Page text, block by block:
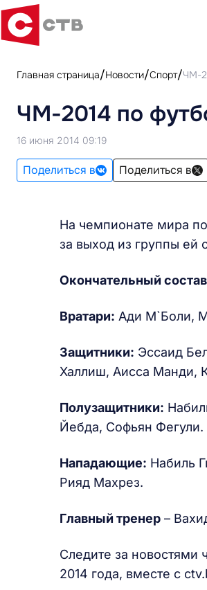
Главная страница Новости Спорт ЧМ-
ЧМ-2014 по
16 июня 2014 09:19
Поделиться в Поделиться в
На чемпионате мира
за выход из группы ей
Окончательный
Вратари: Ади М`Боли,
Защитники: Эссаид
Халлиш, Аисса Манди,
Полузащитники:
Йебда, Софьян Фегули.
Нападающие: Набиль
Рияд Махрез.
Главный тренер –
Следите за новостями
2014 года, вместе с